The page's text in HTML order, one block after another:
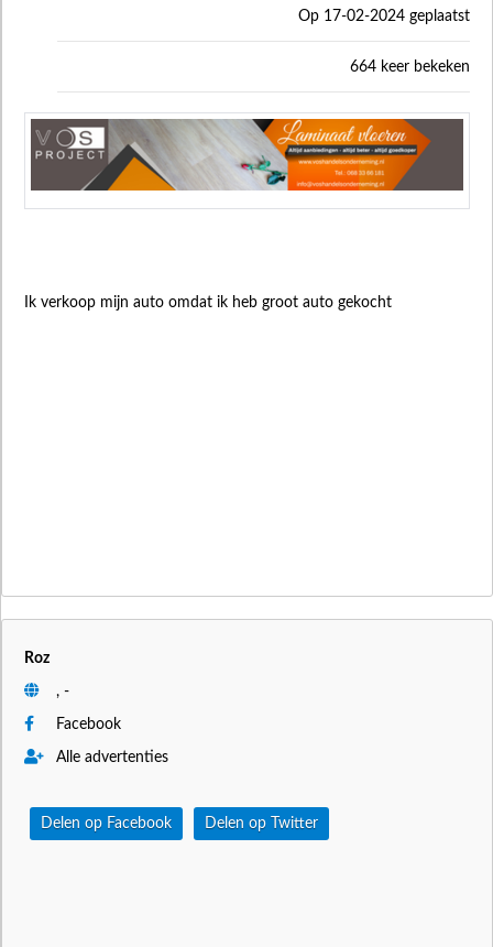
Op 17-02-2024 geplaatst
664 keer bekeken
Ik verkoop mijn auto omdat ik heb groot auto gekocht
Roz
, -
Facebook
Alle advertenties
Delen op Facebook Delen op Twitter